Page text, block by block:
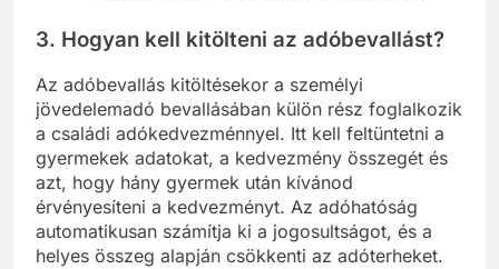
3. Hogyan kell kitölteni az adóbevallást?
Az adóbevallás kitöltésekor a személyi
jövedelemadó bevallásában külön rész foglalkozik
a családi adókedvezménnyel. Itt kell feltüntetni a
gyermekek adatokat, a kedvezmény összegét és
azt, hogy hány gyermek után kívánod
érvényesíteni a kedvezményt. Az adóhatóság
automatikusan számítja ki a jogosultságot, és a
helyes összeg alapján csökkenti az adóterheket.